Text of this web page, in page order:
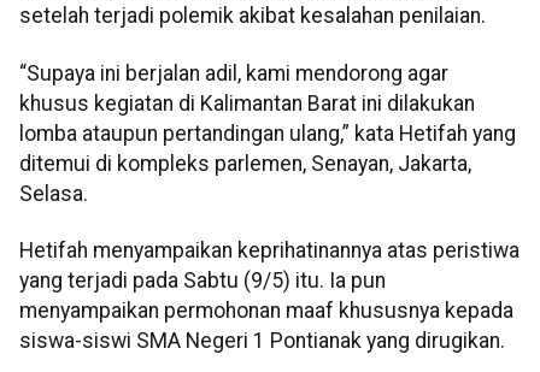
setelah terjadi polemik akibat kesalahan penilaian.
“Supaya ini berjalan adil, kami mendorong agar
khusus kegiatan di Kalimantan Barat ini dilakukan
lomba ataupun pertandingan ulang,” kata Hetifah yang
ditemui di kompleks parlemen, Senayan, Jakarta,
Selasa.
Hetifah menyampaikan keprihatinannya atas peristiwa
yang terjadi pada Sabtu (9/5) itu. Ia pun
menyampaikan permohonan maaf khususnya kepada
siswa-siswi SMA Negeri 1 Pontianak yang dirugikan.